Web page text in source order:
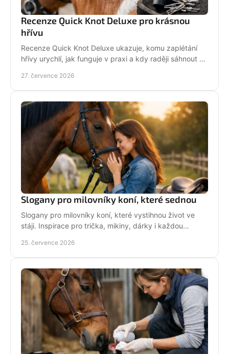
Recenze Quick Knot Deluxe pro krásnou
hřívu
Recenze Quick Knot Deluxe ukazuje, komu zaplétání
hřívy urychlí, jak funguje v praxi a kdy raději sáhnout po
27. července 2026
Slogany pro milovníky koní, které sednou
Slogany pro milovníky koní, které vystihnou život ve
stáji. Inspirace pro trička, mikiny, dárky i každou
25. července 2026